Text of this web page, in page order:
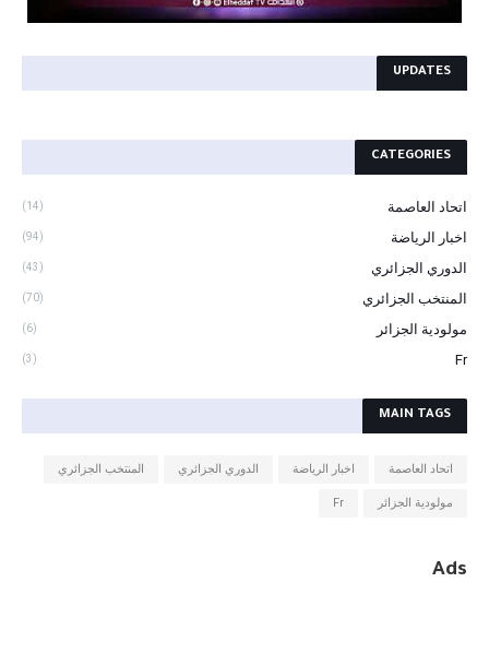
UPDATES
CATEGORIES
اتحاد العاصمة (14)
اخبار الرياضة (94)
الدوري الجزائري (43)
المنتخب الجزائري (70)
مولودية الجزائر (6)
Fr
(3)
MAIN TAGS
اتحاد العاصمة اخبار الرياضة الدوري الجزائري المنتخب الجزائري
مولودية الجزائر Fr
Ads